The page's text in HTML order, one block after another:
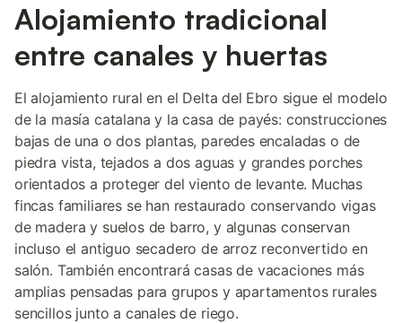
Alojamiento tradicional
entre canales y huertas
El alojamiento rural en el Delta del Ebro sigue el modelo
de la masía catalana y la casa de payés: construcciones
bajas de una o dos plantas, paredes encaladas o de
piedra vista, tejados a dos aguas y grandes porches
orientados a proteger del viento de levante. Muchas
fincas familiares se han restaurado conservando vigas
de madera y suelos de barro, y algunas conservan
incluso el antiguo secadero de arroz reconvertido en
salón. También encontrará casas de vacaciones más
amplias pensadas para grupos y apartamentos rurales
sencillos junto a canales de riego.